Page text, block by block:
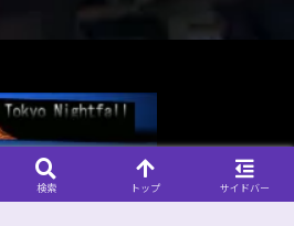
Nightfall, 管理人 なおきち.
検索 トップ サイドバー